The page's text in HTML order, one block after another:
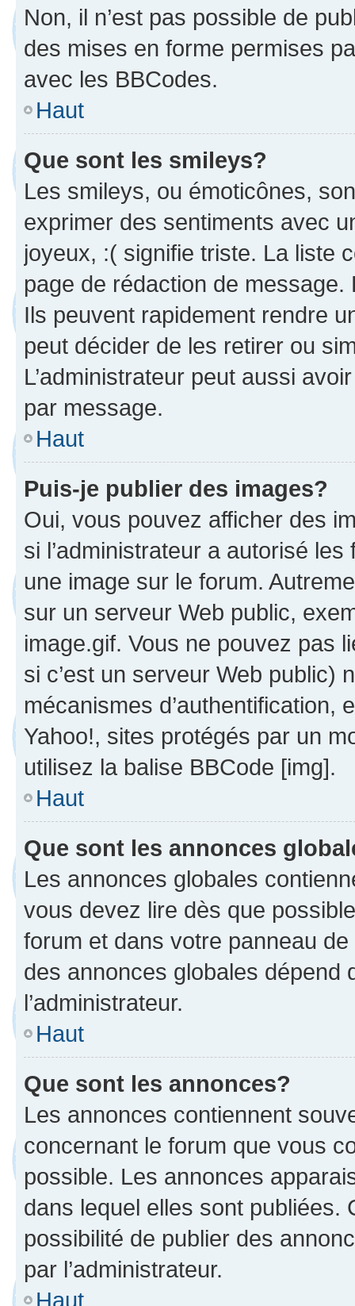
Non, il n’est pas possible de
des mises en forme permises
avec les BBCodes.
Haut
Que sont les smileys?
Les smileys, ou émoticônes,
exprimer des sentiments avec
joyeux, :( signifie triste. La liste
page de rédaction de
Ils peuvent rapidement rendre
peut décider de les retirer ou
L’administrateur peut aussi
par message.
Haut
Puis-je publier des images?
Oui, vous pouvez afficher des
si l’administrateur a autorisé
une image sur le forum.
sur un serveur Web public,
image.gif. Vous ne pouvez pas
si c’est un serveur Web public)
mécanismes d’authentification,
Yahoo!, sites protégés par un
utilisez la balise BBCode [img].
Haut
Que sont les annonces
Les annonces globales
vous devez lire dès que
forum et dans votre panneau
des annonces globales dépend
l’administrateur.
Haut
Que sont les annonces?
Les annonces contiennent
concernant le forum que vous
possible. Les annonces
dans lequel elles sont publiées.
possibilité de publier des
par l’administrateur.
Haut